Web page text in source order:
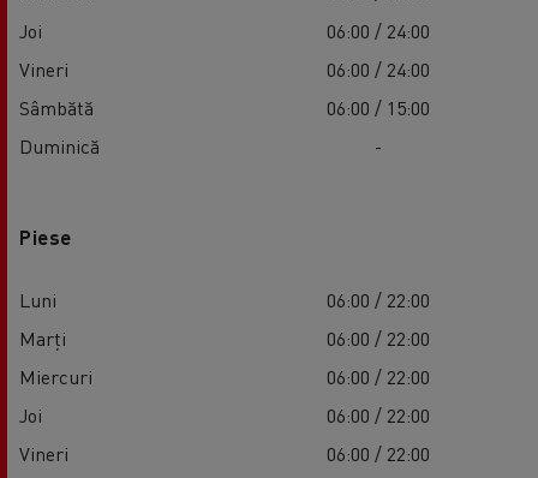
Joi
06:00 / 24:00
Vineri
06:00 / 24:00
Sâmbătă
06:00 / 15:00
Duminică
-
Piese
Luni
06:00 / 22:00
Marți
06:00 / 22:00
Miercuri
06:00 / 22:00
Joi
06:00 / 22:00
Vineri
06:00 / 22:00